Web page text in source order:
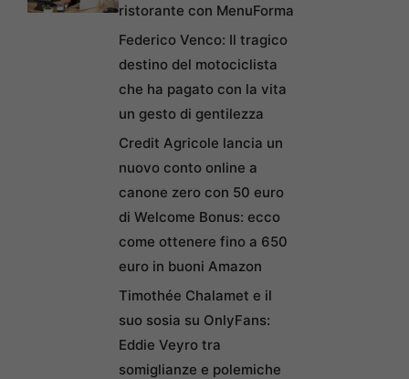
ristorante con MenuForma
Federico Venco: Il tragico
destino del motociclista
che ha pagato con la vita
un gesto di gentilezza
Credit Agricole lancia un
nuovo conto online a
canone zero con 50 euro
di Welcome Bonus: ecco
come ottenere fino a 650
euro in buoni Amazon
Timothée Chalamet e il
suo sosia su OnlyFans:
Eddie Veyro tra
somiglianze e polemiche